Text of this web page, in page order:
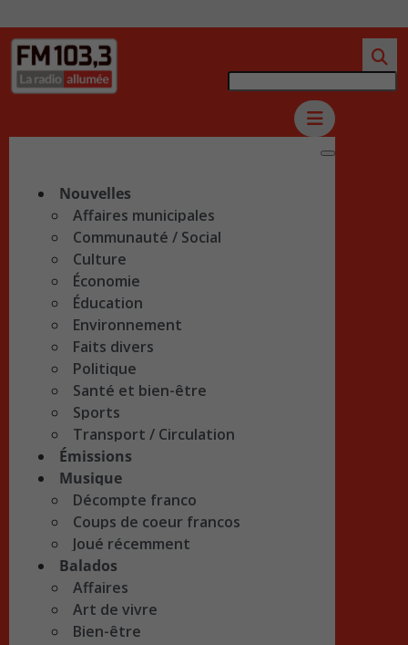
Nouvelles
Affaires municipales
Communauté / Social
Culture
Économie
Éducation
Environnement
Faits divers
Politique
Santé et bien-être
Sports
Transport / Circulation
Émissions
Musique
Décompte franco
Coups de coeur francos
Joué récemment
Balados
Affaires
Art de vivre
Bien-être